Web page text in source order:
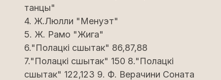
танцы"
4. Ж.Люлли "Менуэт"
5. Ж. Рамо "Жига"
6."Полацкi сшытак" 86,87,88
7."Полацкі сшытак" 150 8."Полацкi
сшытак" 122,123 9. Ф. Верачини Соната